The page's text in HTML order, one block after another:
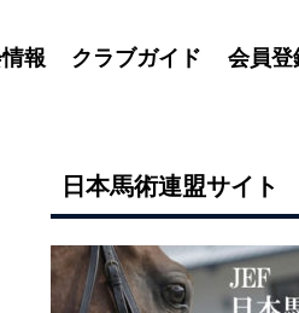
報 クラブガイド 会員登
日本馬術連盟サイト